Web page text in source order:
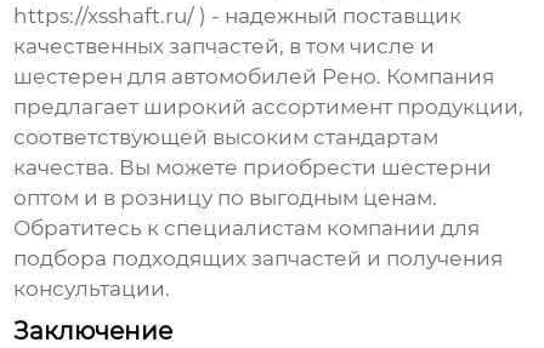
https://xsshaft.ru/ ) - надежный поставщик
качественных запчастей, в том числе и
шестерен для автомобилей Рено. Компания
предлагает широкий ассортимент продукции,
соответствующей высоким стандартам
качества. Вы можете приобрести шестерни
оптом и в розницу по выгодным ценам.
Обратитесь к специалистам компании для
подбора подходящих запчастей и получения
консультации.
Заключение